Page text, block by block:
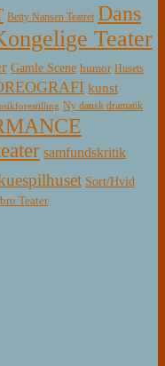
Betty Nansen Teatret Dans
Teater
Gamle Scene humor Husets
kunst
Ny dansk dramatik
samfundskritik
Sort/Hvid
Teater